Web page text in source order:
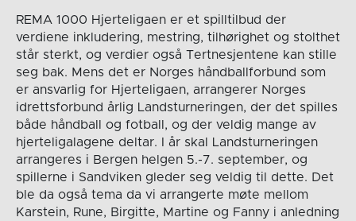
REMA 1000 Hjerteligaen er et spilltilbud der
verdiene inkludering, mestring, tilhørighet og stolthet
står sterkt, og verdier også Tertnesjentene kan stille
seg bak. Mens det er Norges håndballforbund som
er ansvarlig for Hjerteligaen, arrangerer Norges
idrettsforbund årlig Landsturneringen, der det spilles
både håndball og fotball, og der veldig mange av
hjerteligalagene deltar. I år skal Landsturneringen
arrangeres i Bergen helgen 5.-7. september, og
spillerne i Sandviken gleder seg veldig til dette. Det
ble da også tema da vi arrangerte møte mellom
Karstein, Rune, Birgitte, Martine og Fanny i anledning